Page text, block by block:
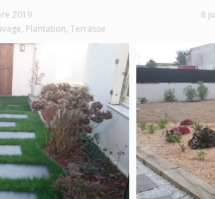
2019
, Plantation, Terrasse
8